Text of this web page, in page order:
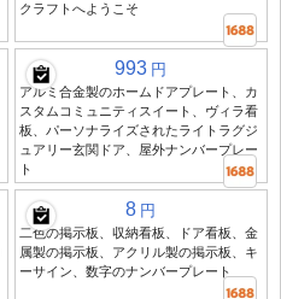
クラフトへようこそ
993 円
アルミ合金製のホームドアプレート、カ
スタムコミュニティスイート、ヴィラ看
板、パーソナライズされたライトラグジ
ュアリー玄関ドア、屋外ナンバープレー
ト
8 円
二色の掲示板、収納看板、ドア看板、金
属製の掲示板、アクリル製の掲示板、キ
ーサイン、数字のナンバープレート